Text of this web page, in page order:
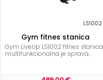
Borilački
sportovi
LS1002
Gym fitnes stanica
Gym LiveUp LS1002 fitnes stanica
multifunkcionalna je sprava...